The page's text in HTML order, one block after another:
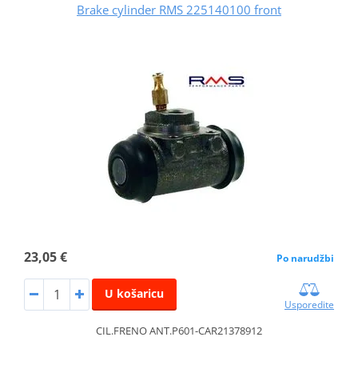
Brake cylinder RMS 225140100 front
23,05 € Po narudžbi
U košaricu
Usporedite
CIL.FRENO ANT.P601-CAR21378912